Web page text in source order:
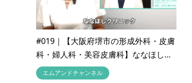
#019｜【大阪府堺市の形成外科・皮膚
科・婦人科・美容皮膚科】ななほし…
エムアンドチャンネル